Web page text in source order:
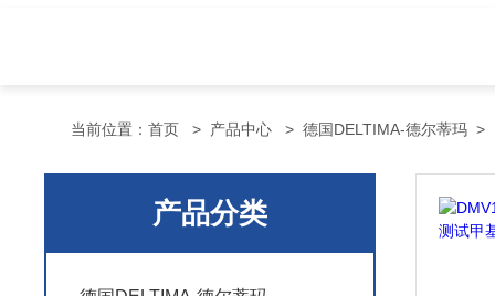
当前位置： 首页 > 产品中心 > 德国DELTIMA-德尔蒂玛 >
产品分类